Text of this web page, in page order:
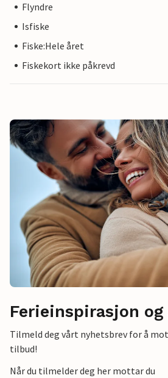
Flyndre
Isfiske
Fiske:Hele året
Fiskekort ikke påkrevd
Ferieinspirasjon
Tilmeld deg vårt nyhetsbrev for å
tilbud!
Når du tilmelder deg her mottar du